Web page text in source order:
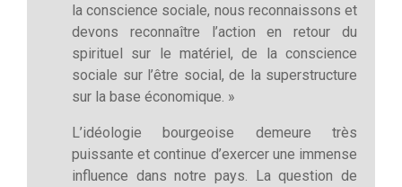
la conscience sociale, nous reconnaissons et
devons reconnaître l’action en retour du
spirituel sur le matériel, de la conscience
sociale sur l’être social, de la superstructure
sur la base économique. »
L’idéologie bourgeoise demeure très
puissante et continue d’exercer une immense
influence dans notre pays. La question de